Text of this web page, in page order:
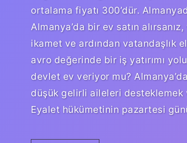
ortalama fiyatı 300’dür.
Almanya’da bir ev satın
ikamet ve ardından vatandaşlık
avro değerinde bir iş yatırımı
devlet ev veriyor mu?
düşük gelirli aileleri desteklemek
Eyalet hükümetinin pazartesi